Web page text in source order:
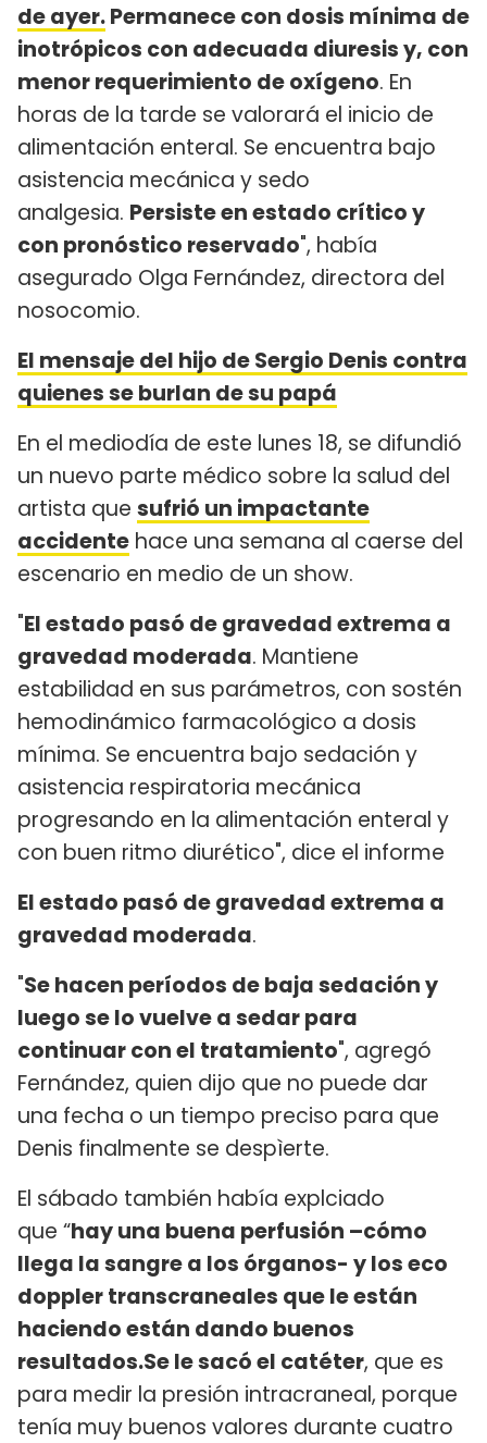
de ayer.Permanece con dosis mínima de
inotrópicos con adecuada diuresis y, con
menor requerimiento de oxígeno. En
horas de la tarde se valorará el inicio de
alimentación enteral. Se encuentra bajo
asistencia mecánica y sedo
analgesia. Persiste en estado crítico y
con pronóstico reservado", había
asegurado Olga Fernández, directora del
nosocomio.
El mensaje del hijo de Sergio Denis contra
quienes se burlan de su papá
En el mediodía de este lunes 18, se difundió
un nuevo parte médico sobre la salud del
artista que sufrió un impactante
accidente hace una semana al caerse del
escenario en medio de un show.
"El estado pasó de gravedad extrema a
gravedad moderada. Mantiene
estabilidad en sus parámetros, con sostén
hemodinámico farmacológico a dosis
mínima. Se encuentra bajo sedación y
asistencia respiratoria mecánica
progresando en la alimentación enteral y
con buen ritmo diurético", dice el informe
El estado pasó de gravedad extrema a
gravedad moderada.
"Se hacen períodos de baja sedación y
luego se lo vuelve a sedar para
continuar con el tratamiento", agregó
Fernández, quien dijo que no puede dar
una fecha o un tiempo preciso para que
Denis finalmente se despìerte.
El sábado también había explciado
que “hay una buena perfusión –cómo
llega la sangre a los órganos- y los eco
doppler transcraneales que le están
haciendo están dando buenos
resultados.Se le sacó el catéter, que es
para medir la presión intracraneal, porque
tenía muy buenos valores durante cuatro